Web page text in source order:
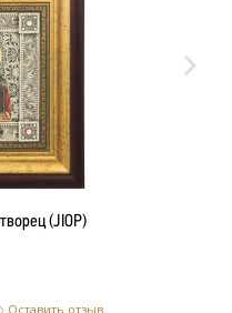
(JIOP)
Оставить отзыв